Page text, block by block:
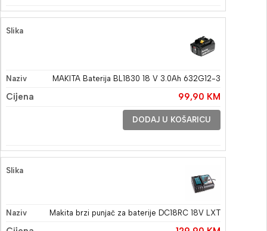
MAKITA Baterija BL1830 18 V 3.0Ah 632G12-3
99,90 KM
DODAJ U KOŠARICU
Makita brzi punjač za baterije DC18RC 18V LXT